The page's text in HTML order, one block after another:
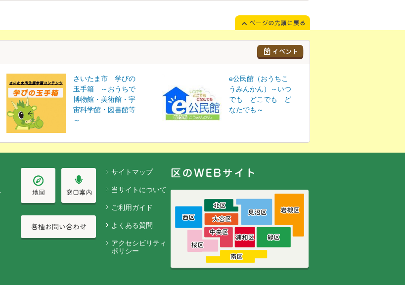
さいたま市 学びの
玉手箱 ～おうちで
博物館・美術館・宇
宙科学館・図書館等
～
e公民館（おうちこ
うみんかん）～いつ
でも どこでも ど
なたでも～
サイトマップ
当サイトについて
ご利用ガイド
よくある質問
アクセシビリティ
ポリシー